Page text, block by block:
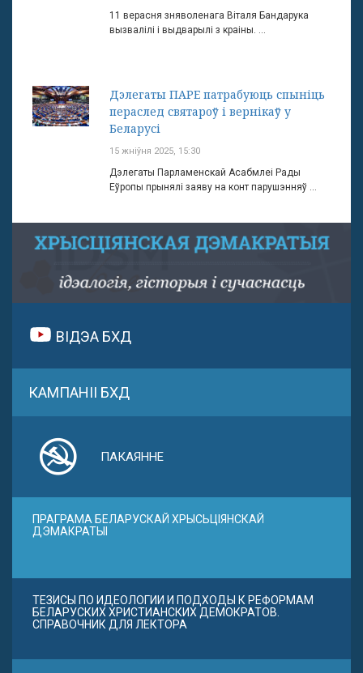
11 верасня зняволенага Віталя Бандарука
вызвалілі і выдварылі з краіны. ...
Дэлегаты ПАРЕ патрабуюць спыніць
пераслед святароў і вернікаў у
Беларусі
15 жніўня 2025, 15:30
Дэлегаты Парламенскай Асабмлеі Рады
Еўропы прынялі заяву на конт парушэнняў ...
ВІДЭА БХД
КАМПАНІІ БХД
ПАКАЯННЕ
ПРАГРАМА БЕЛАРУСКАЙ ХРЫСЬЦІЯНСКАЙ
ДЭМАКРАТЫІ
ТЕЗИСЫ ПО ИДЕОЛОГИИ И ПОДХОДЫ К РЕФОРМАМ
БЕЛАРУСКИХ ХРИСТИАНСКИХ ДЕМОКРАТОВ.
СПРАВОЧНИК ДЛЯ ЛЕКТОРА